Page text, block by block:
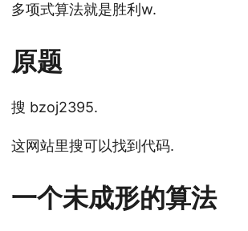
多项式算法就是胜利w.
原题
搜 bzoj2395.
这网站里搜可以找到代码.
一个未成形的算法